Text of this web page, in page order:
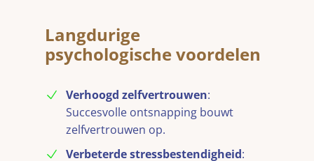
Langdurige
psychologische voordelen
Verhoogd zelfvertrouwen:
Succesvolle ontsnapping bouwt
zelfvertrouwen op.
Verbeterde stressbestendigheid: